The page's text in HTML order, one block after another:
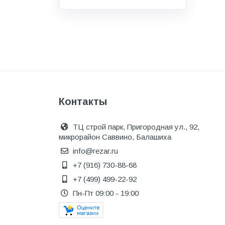
ДПК
Дренажные системы
Запорная арматура и
регулирующая
Изоляция
Инженерная сантехника
Инженерная сантехника и
инструменты
Контакты
ТЦ строй парк, Пригородная ул., 92,
микрорайон Саввино, Балашиха
info@rezar.ru
+7 (916) 730-88-68
+7 (499) 499-22-92
Пн-Пт 09:00 - 19:00